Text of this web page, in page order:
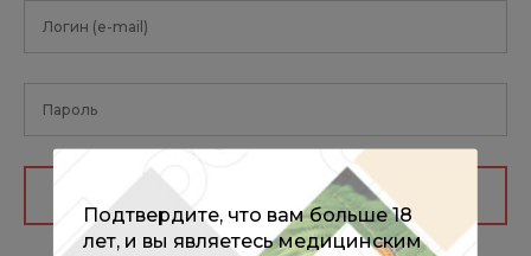
Авторизоваться
Подтвердите, что вам больше 18
лет, и вы являетесь медицинским